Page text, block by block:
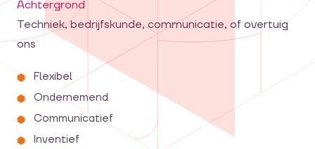
Achtergrond
Techniek, bedrijfskunde, communicatie, of overtuig
ons
Flexibel
Ondernemend
Communicatief
Inventief